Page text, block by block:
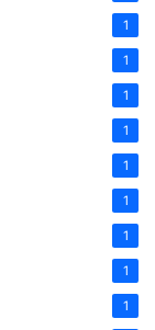
1
1
1
1
1
1
1
1
1